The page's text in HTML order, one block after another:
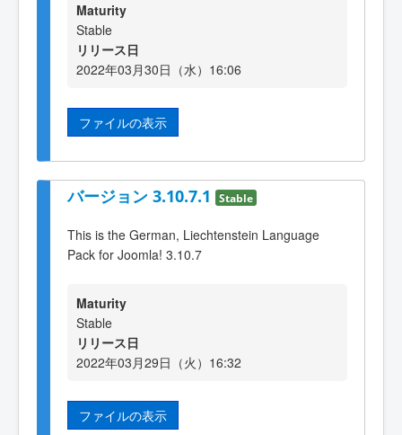
Maturity
Stable
リリース日
2022年03月30日（水）16:06
ファイルの表示
バージョン 3.10.7.1 Stable
This is the German, Liechtenstein Language
Pack for Joomla! 3.10.7
Maturity
Stable
リリース日
2022年03月29日（火）16:32
ファイルの表示